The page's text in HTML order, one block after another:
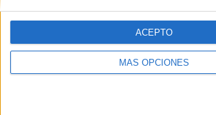
MÁS OPCIONES
ACEPTO